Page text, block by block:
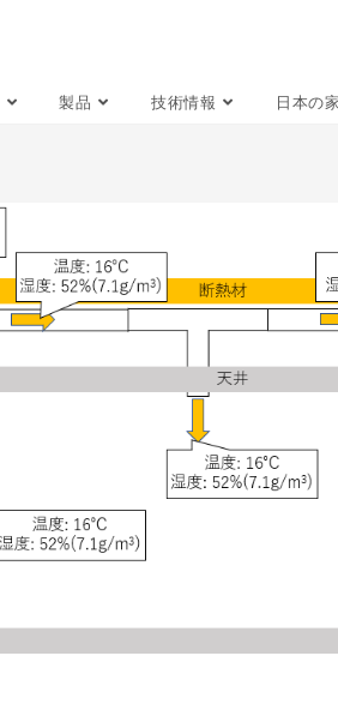
製品 技術情報 日本の